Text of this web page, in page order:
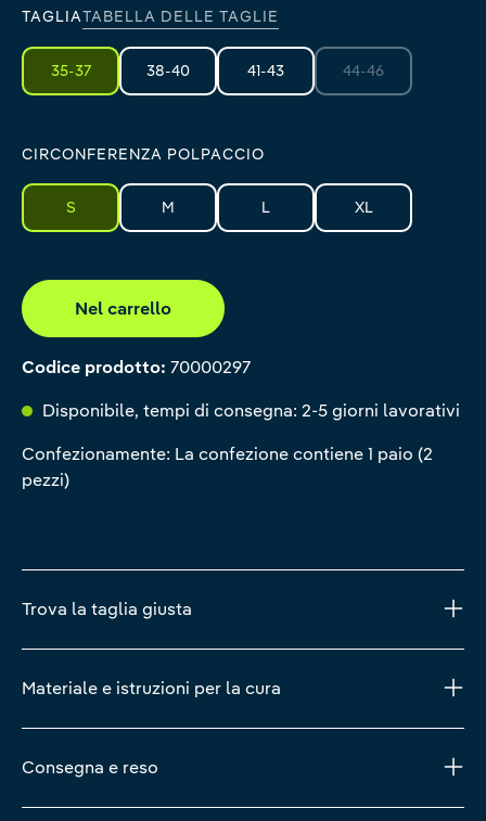
TAGLIATABELLA DELLE TAGLIE
35-37 38-40 41-43 44-46(Questa opzione
CIRCONFERENZA POLPACCIO
S M L XL
Nel carrello
Codice prodotto: 70000297
Disponibile, tempi di consegna: 2-5 giorni lavorativi
Confezionamente: La confezione contiene 1 paio (2
pezzi)
Trova la taglia giusta
Materiale e istruzioni per la cura
Consegna e reso